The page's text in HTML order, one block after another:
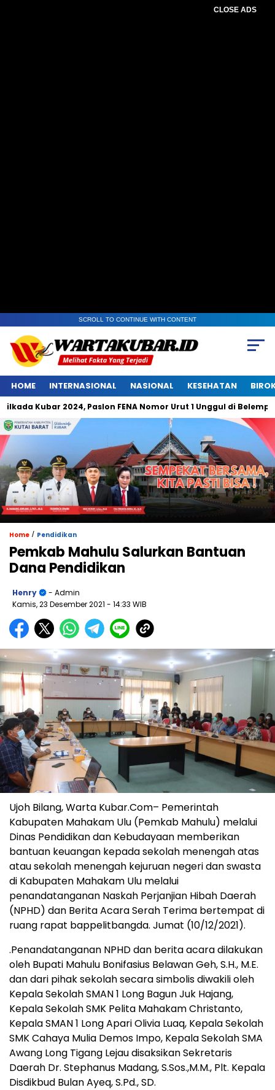
CLOSE ADS
SCROLL TO CONTINUE WITH CONTENT
HOME INTERNASIONAL NASIONAL KESEHATAN
Kubar 2024, Paslon FENA Nomor Urut 1 Unggul di Belempung
Home / Pendidikan
Pemkab Mahulu Salurkan Bantuan
Dana Pendidikan
Henry
- Admin
Kamis, 23 Desember 2021 - 14:33 WIB
Ujoh Bilang, Warta Kubar.Com– Pemerintah
Kabupaten Mahakam Ulu (Pemkab Mahulu) melalui
Dinas Pendidikan dan Kebudayaan memberikan
bantuan keuangan kepada sekolah menengah atas
atau sekolah menengah kejuruan negeri dan swasta
di Kabupaten Mahakam Ulu melalui
penandatanganan Naskah Perjanjian Hibah Daerah
(NPHD) dan Berita Acara Serah Terima bertempat di
ruang rapat bappelitbangda. Jumat (10/12/2021).
.Penandatanganan NPHD dan berita acara dilakukan
oleh Bupati Mahulu Bonifasius Belawan Geh, S.H., M.E.
dan dari pihak sekolah secara simbolis diwakili oleh
Kepala Sekolah SMAN 1 Long Bagun Juk Hajang,
Kepala Sekolah SMK Pelita Mahakam Christanto,
Kepala SMAN 1 Long Apari Olivia Luaq, Kepala Sekolah
SMK Cahaya Mulia Demos Impo, Kepala Sekolah SMA
Awang Long Tigang Lejau disaksikan Sekretaris
Daerah Dr. Stephanus Madang, S.Sos.,M.M., Plt. Kepala
Disdikbud Bulan Ayeq, S.Pd., SD.